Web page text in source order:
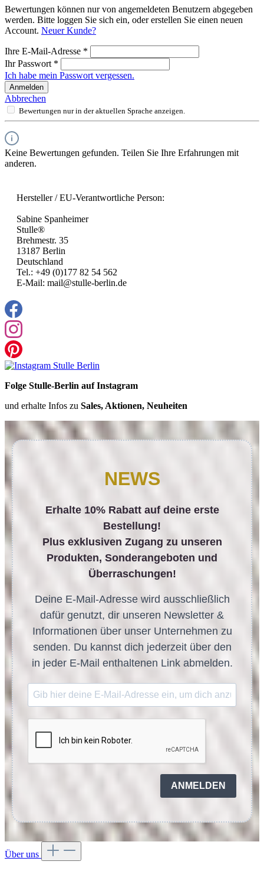
Bewertungen können nur von angemeldeten Benutzern abgegeben
werden. Bitte loggen Sie sich ein, oder erstellen Sie einen neuen
Account. Neuer Kunde?
Ihre E-Mail-Adresse *
Ihr Passwort *
Ich habe mein Passwort vergessen.
Anmelden
Abbrechen
Bewertungen nur in der aktuellen Sprache anzeigen.
Keine Bewertungen gefunden. Teilen Sie Ihre Erfahrungen mit
anderen.
Hersteller / EU-Verantwortliche Person:
Sabine Spanheimer
Stulle®
Brehmestr. 35
13187 Berlin
Deutschland
Tel.: +49 (0)177 82 54 562
E-Mail: mail@stulle-berlin.de
Folge Stulle-Berlin auf Instagram
und erhalte Infos zu Sales, Aktionen, Neuheiten
NEWS
Erhalte 10% Rabatt auf deine erste
Bestellung!
Plus exklusiven Zugang zu unseren
Produkten, Sonderangeboten und
Überraschungen!
Deine E-Mail-Adresse wird ausschließlich
dafür genutzt, dir unseren Newsletter &
Informationen über unser Unternehmen zu
senden. Du kannst dich jederzeit über den
in jeder E-Mail enthaltenen Link abmelden.
ANMELDEN
Über uns